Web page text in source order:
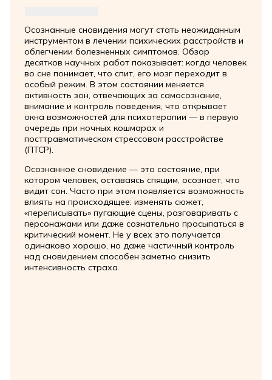
Осознанные сновидения могут стать неожиданным
инструментом в лечении психических расстройств и
облегчении болезненных симптомов. Обзор
десятков научных работ показывает: когда человек
во сне понимает, что спит, его мозг переходит в
особый режим. В этом состоянии меняется
активность зон, отвечающих за самосознание,
внимание и контроль поведения, что открывает
окна возможностей для психотерапии — в первую
очередь при ночных кошмарах и
посттравматическом стрессовом расстройстве
(ПТСР).
Осознанное сновидение — это состояние, при
котором человек, оставаясь спящим, осознает, что
видит сон. Часто при этом появляется возможность
влиять на происходящее: изменять сюжет,
«переписывать» пугающие сцены, разговаривать с
персонажами или даже сознательно просыпаться в
критический момент. Не у всех это получается
одинаково хорошо, но даже частичный контроль
над сновидением способен заметно снизить
интенсивность страха.